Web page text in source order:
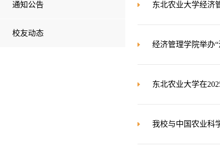
通知公告
校友动态
东北农业大学经济
经济管理学院举办
东北农业大学在
我校与中国农业科